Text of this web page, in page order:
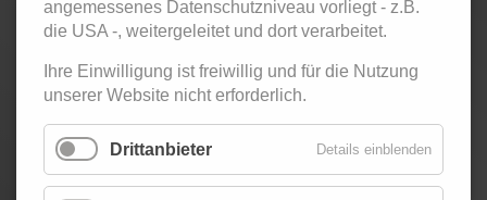
Samstag 22.08.26
19:00–
02:30
Latin Social - Salsa, Bachata,
Zouk
Sonntag 23.08.26
20:00–
Twen-Club - Tanzparty für
Sonntag 30.08.26
20:00–
Twen-Club - Tanzparty für
angemessenes Datenschutzniveau vorliegt - z.B.
die USA -, weitergeleitet und dort verarbeitet.
Ihre Einwilligung ist freiwillig und für die Nutzung
unserer Website nicht erforderlich.
Drittanbieter Details einblenden